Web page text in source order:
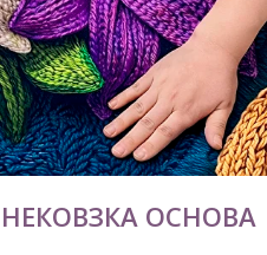
НЕКОВЗКА ОСНОВА